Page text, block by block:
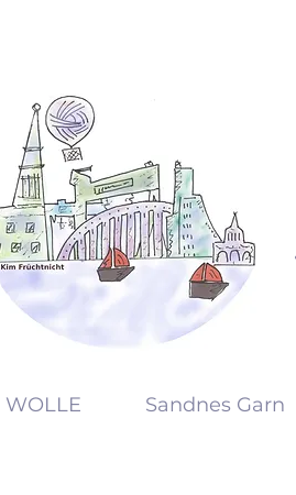
KW
WOLLE Sandnes Garn